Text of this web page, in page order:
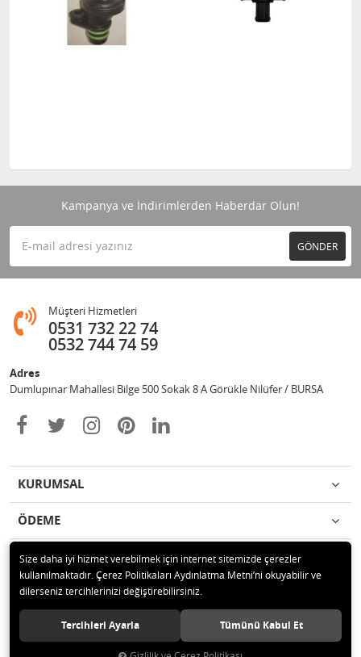
Kampanya ve İndirimlerden Haberdar Olun!
GÖNDER
Müşteri Hizmetleri
0531 732 22 74
0532 744 74 59
Adres
Dumlupınar Mahallesi Bilge 500 Sokak 8 A Görükle Nilüfer / BURSA
KURUMSAL
ÖDEME
İLETİŞİM
© 2020 MAG OTOMOTİV Tüm hakları saklıdır.
Size daha iyi hizmet verebilmek için internet sitemizde çerezler
kullanılmaktadır. Çerez Politikaları Aydınlatma Metni’ni okuyabilir ve
dilerseniz tercihlerinizi değiştirebilirsiniz.
Tercihleri Ayarla Tümünü Kabul Et